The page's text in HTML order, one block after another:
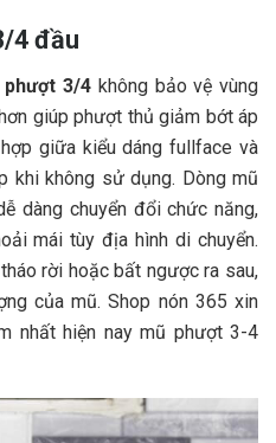
4 đầu
phượt 3/4 không bảo vệ vùng
giúp phượt thủ giảm bớt áp
giữa kiểu dáng fullface và
khi không sử dụng. Dòng mũ
dàng chuyển đổi chức năng,
mái tùy địa hình di chuyển.
rời hoặc bất ngược ra sau,
của mũ. Shop nón 365 xin
nhất hiện nay mũ phượt 3-4